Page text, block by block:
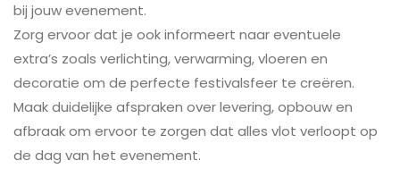
bij jouw evenement.
Zorg ervoor dat je ook informeert naar eventuele
extra’s zoals verlichting, verwarming, vloeren en
decoratie om de perfecte festivalsfeer te creëren.
Maak duidelijke afspraken over levering, opbouw en
afbraak om ervoor te zorgen dat alles vlot verloopt op
de dag van het evenement.